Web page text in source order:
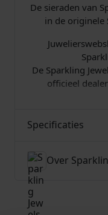
0
2
a
a
n
t
De sieraden van
in de originele
De Sparkling
officieel
Specificaties
Over